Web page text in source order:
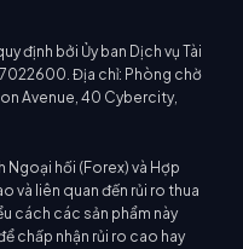
định bởi Ủy ban Dịch vụ Tài
Địa chỉ: Phòng chờ
Avenue, 40 Cybercity,
Ngoại hối (Forex) và Hợp
và liên quan đến rủi ro thua
cách các sản phẩm này
chấp nhận rủi ro cao hay